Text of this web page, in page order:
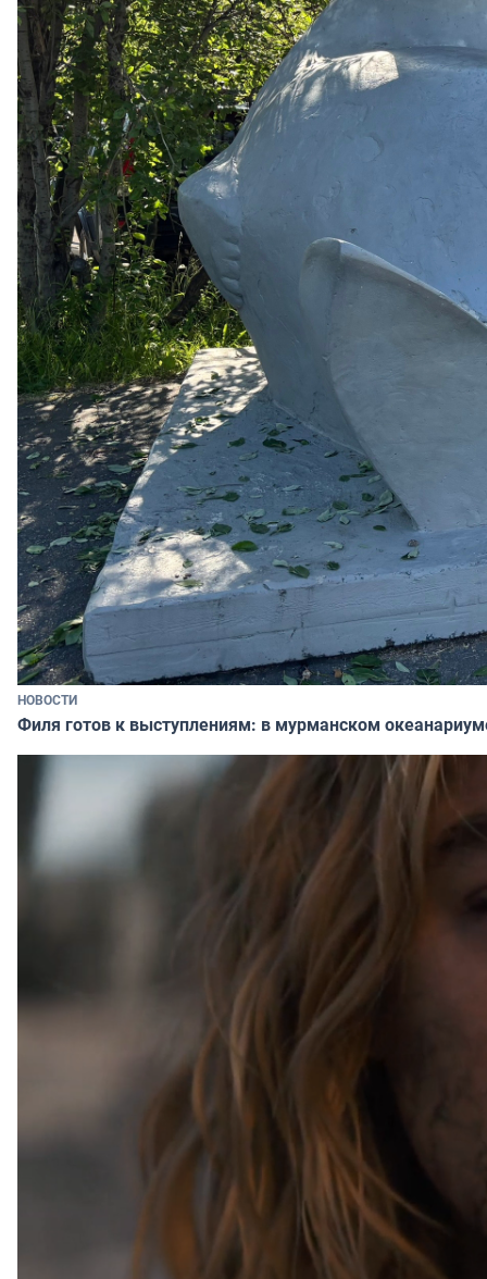
НОВОСТИ
Филя готов к выступлениям: в мурманском